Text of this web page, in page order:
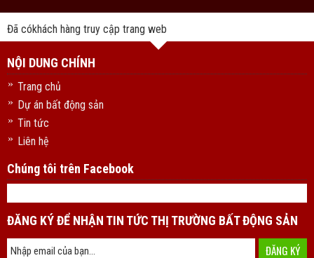
Đã cókhách hàng truy cập trang web
NỘI DUNG CHÍNH
Trang chủ
Dự án bất động sản
Tin tức
Liên hệ
Chúng tôi trên Facebook
ĐĂNG KÝ ĐỂ NHẬN TIN TỨC THỊ TRƯỜNG BẤT ĐỘNG SẢN